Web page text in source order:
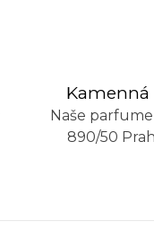
Naše
890/50